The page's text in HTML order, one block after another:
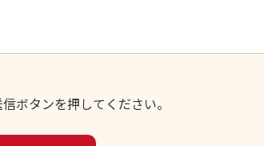
ボタンを押してください。